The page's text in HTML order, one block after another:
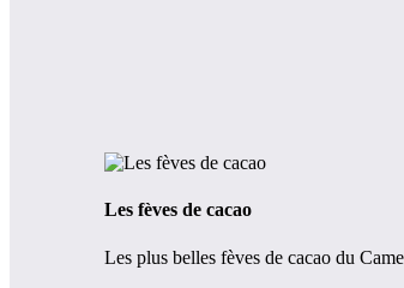
Les fèves de cacao
Les plus belles fèves de cacao du